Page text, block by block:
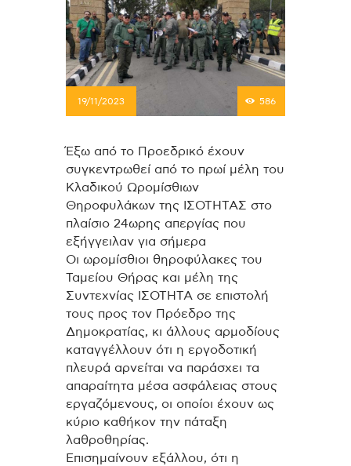
19/11/2023 586
Έξω από το Προεδρικό έχουν
συγκεντρωθεί από το πρωί μέλη του
Κλαδικού Ωρομίσθιων
Θηροφυλάκων της ΙΣΟΤΗΤΑΣ στο
πλαίσιο 24ωρης απεργίας που
εξήγγειλαν για σήμερα
Οι ωρομίσθιοι θηροφύλακες του
Ταμείου Θήρας και μέλη της
Συντεχνίας ΙΣΟΤΗΤΑ σε επιστολή
τους προς τον Πρόεδρο της
Δημοκρατίας, κι άλλους αρμοδίους
καταγγέλλουν ότι η εργοδοτική
πλευρά αρνείται να παράσχει τα
απαραίτητα μέσα ασφάλειας στους
εργαζόμενους, οι οποίοι έχουν ως
κύριο καθήκον την πάταξη
λαθροθηρίας.
Επισημαίνουν εξάλλου, ότι η